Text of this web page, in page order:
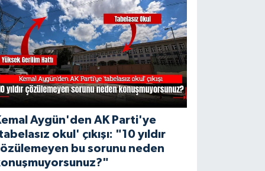
Aygün'den AK Parti'ye
okul' çıkışı: "10 yıldır
bu sorunu neden